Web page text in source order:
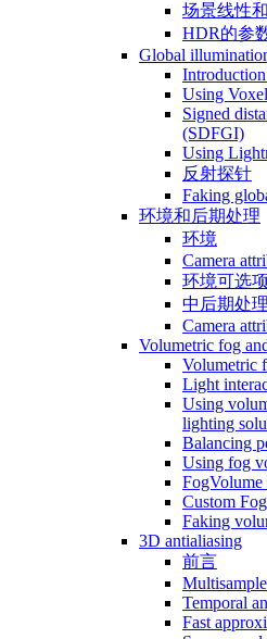
场景线性
HDR的参
Global
Using
Signed
(SDFGI)
Using
反射探针
Faking
环境和后期处理
环境
Camera
环境可选项
中后期处
Camera
Volumetric fog
Volumetric
Light
Using
lighting
Balancing
Using fog
FogVolume
Custom
Faking
3D antialiasing
前言
Temporal
Fast